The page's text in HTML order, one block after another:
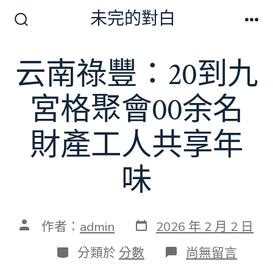
切
換
開
關
未完的對白
云南祿豐：20到九
宮格聚會00余名
財產工人共享年
味
文 作者： admin 發
表
日
期
2026 年 2 月 2 日
分
類
分類於 分數 在
〈云
尚無留言